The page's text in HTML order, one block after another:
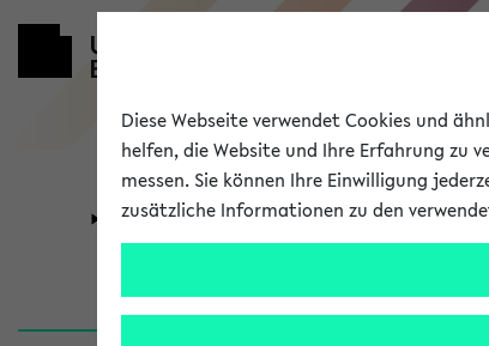
Universität Forschung
Diese Webseite verwendet Cookies und
helfen, die Website und Ihre Erfahrung zu
messen. Sie können Ihre Einwilligung
zusätzliche Informationen zu den